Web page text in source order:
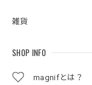
雑貨
SHOP INFO
magnifとは？